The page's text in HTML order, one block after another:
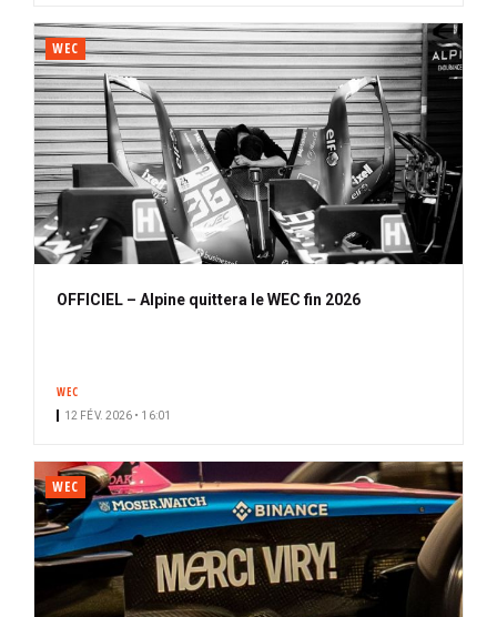
WEC
OFFICIEL – Alpine quittera le WEC fin 2026
WEC
12 FÉV. 2026 • 16:01
WEC